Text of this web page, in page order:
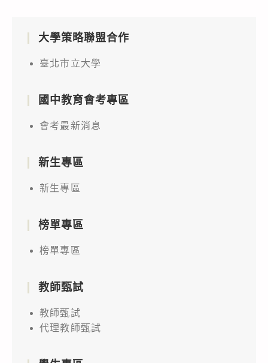
大學策略聯盟合作
臺北市立大學
國中教育會考專區
會考最新消息
新生專區
新生專區
榜單專區
榜單專區
教師甄試
教師甄試
代理教師甄試